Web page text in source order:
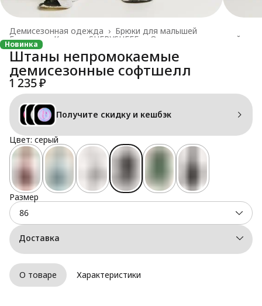
Брюки для малышей
Демисезонная одежда ›
Одежда для малышей
Каталог SHERYSHEFF ›
Главная
Новинка
Штаны непромокаемые
демисезонные софтшелл
1 235 ₽
Получите скидку и кешбэк
Цвет: серый
Размер
86
Доставка
О товаре Характеристики